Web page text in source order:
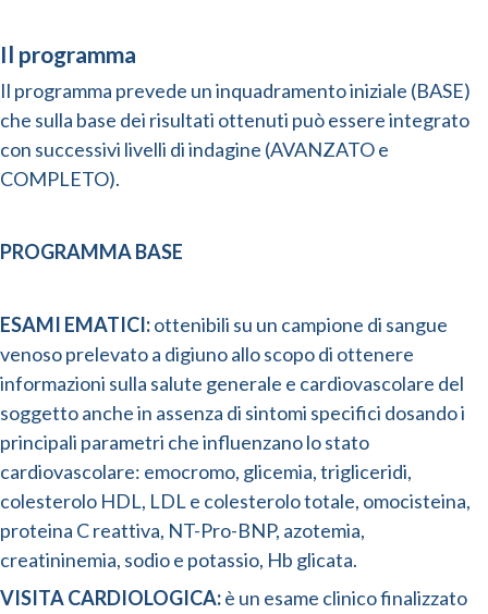
Il programma
Il programma prevede un inquadramento iniziale (BASE)
che sulla base dei risultati ottenuti può essere integrato
con successivi livelli di indagine (AVANZATO e
COMPLETO).
PROGRAMMA BASE
ESAMI EMATICI:ottenibili su un campione di sangue
venoso prelevato a digiuno allo scopo di ottenere
informazioni sulla salute generale e cardiovascolare del
soggetto anche in assenza di sintomi specifici dosando i
principali parametri che influenzano lo stato
cardiovascolare: emocromo, glicemia, trigliceridi,
colesterolo HDL, LDL e colesterolo totale, omocisteina,
proteina C reattiva, NT-Pro-BNP, azotemia,
creatininemia, sodio e potassio, Hb glicata.
VISITA CARDIOLOGICA:è un esame clinico finalizzato